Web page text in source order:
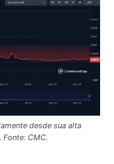
desde sua alta
CMC.